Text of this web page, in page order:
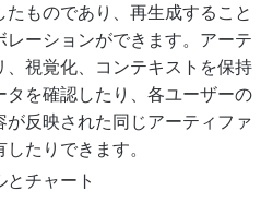
ものであり、再生成すること
ーションができます。アーテ
、視覚化、コンテキストを保持
を確認したり、各ユーザーの
反映された同じアーティファ
たりできます。
チャート